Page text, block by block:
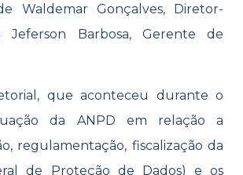
Waldemar Gonçalves, Diretor-
Jeferson Barbosa, Gerente de
que aconteceu durante o
da ANPD em relação a
regulamentação, fiscalização da
de Proteção de Dados) e os